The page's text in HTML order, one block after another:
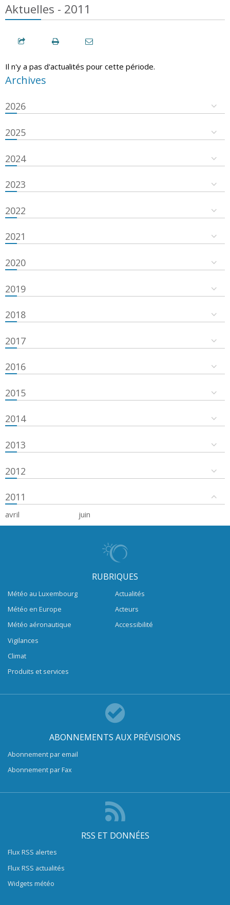
Aktuelles - 2011
Il n'y a pas d'actualités pour cette période.
Archives
2026
2025
2024
2023
2022
2021
2020
2019
2018
2017
2016
2015
2014
2013
2012
2011
avril juin
RUBRIQUES
Météo au Luxembourg
Météo en Europe
Météo aéronautique
Vigilances
Climat
Produits et services
Actualités
Acteurs
Accessibilité
ABONNEMENTS AUX PRÉVISIONS
Abonnement par email
Abonnement par Fax
RSS ET DONNÉES
Flux RSS alertes
Flux RSS actualités
Widgets météo